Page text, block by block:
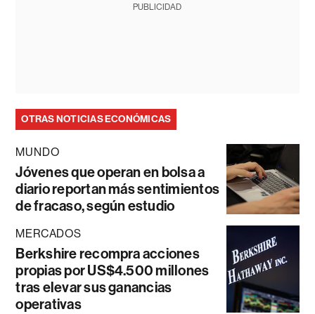
PUBLICIDAD
OTRAS NOTICIAS ECONÓMICAS
MUNDO
Jóvenes que operan en bolsa a
diario reportan más sentimientos
de fracaso, según estudio
MERCADOS
Berkshire recompra acciones
propias por US$4.500 millones
tras elevar sus ganancias
operativas